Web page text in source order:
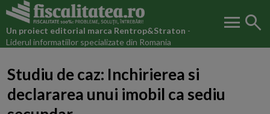
Un proiect editorial marca Rentrop&Straton -
Liderul informatiilor specializate din Romania
menu search
Studiu de caz: Inchirierea si
declararea unui imobil ca sediu